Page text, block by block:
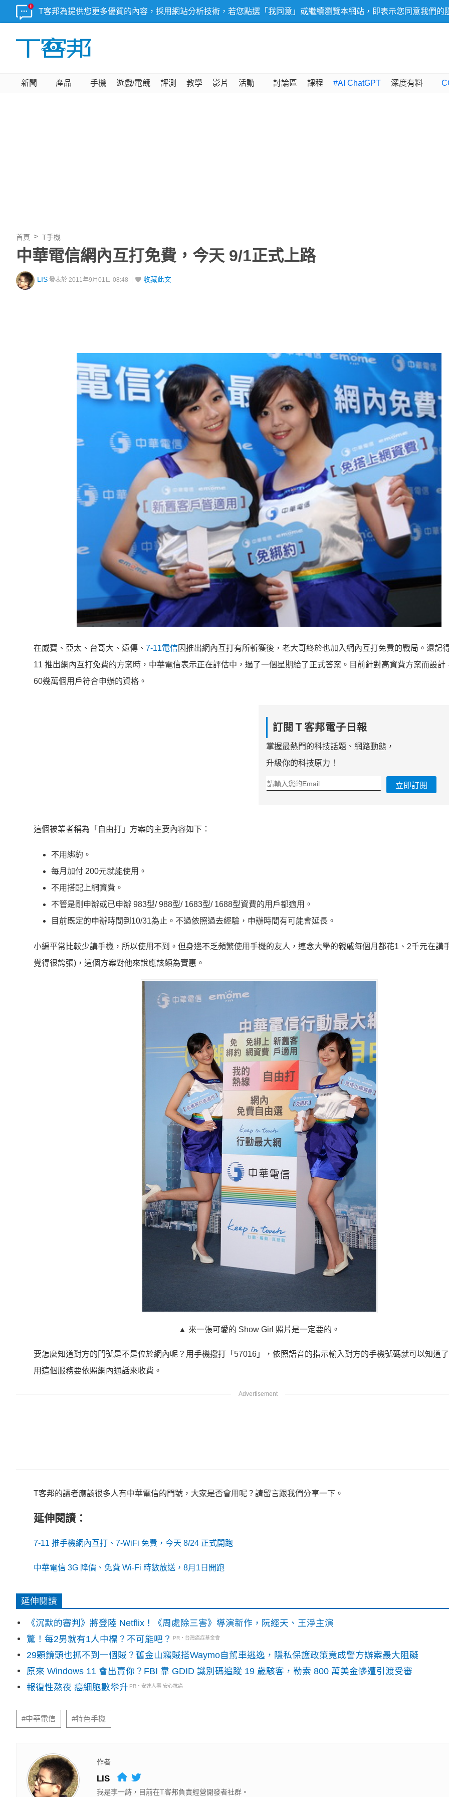
T客邦為提供您更多優質的內容，採用網站分析技術，若您點選「我同意」或繼續瀏覽本網站，即表示您同意我們的
新聞 產品 手機 遊戲/電競 評測 教學 影片 活動 討論區 課程 #AI ChatGPT 深度有料
首頁 T手機
中華電信網內互打免費，今天 9/1正式上路
LIS 發表於 2011年9月01日 08:48 收藏此文
在威寶、亞太、台哥大、遠傳、 7-11電信因推出網內互打有所斬獲後，老大哥終於也加入網內互打免費的戰局。還記
11 推出網內互打免費的方案時，中華電信表示正在評估中，過了一個星期給了正式答案。目前針對高資費方案而設計
60幾萬個用戶符合申辦的資格。
訂閱Ｔ客邦電子日報
掌握最熱門的科技話題、網路動態，
升級你的科技原力！
立即訂閱
這個被業者稱為「自由打」方案的主要內容如下：
不用綁約。
每月加付 200元就能使用。
不用搭配上網資費。
不管是剛申辦或已申辦 983型/ 988型/ 1683型/ 1688型資費的用戶都適用。
目前既定的申辦時間到10/31為止。不過依照過去經驗，申辦時間有可能會延長。
小編平常比較少講手機，所以使用不到。但身邊不乏頻繁使用手機的友人，連念大學的親戚每個月都花1、2千元在講
覺得很誇張)，這個方案對他來說應該頗為實惠。
▲ 來一張可愛的 Show Girl 照片是一定要的。
要怎麼知道對方的門號是不是位於網內呢？用手機撥打「57016」，依照語音的指示輸入對方的手機號碼就可以知道
用這個服務要依照網內通話來收費。
T客邦的讀者應該很多人有中華電信的門號，大家是否會用呢？請留言跟我們分享一下。
延伸閱讀：
7-11 推手機網內互打、7-WiFi 免費，今天 8/24 正式開跑
中華電信 3G 降價、免費 Wi-Fi 時數放送，8月1日開跑
延伸閱讀
《沉默的審判》將登陸 Netflix！《周處除三害》導演新作，阮經天、王淨主演
驚！每2男就有1人中標？不可能吧？
PR・台灣癌症基金會
29顆鏡頭也抓不到一個賊？舊金山竊賊搭Waymo自駕車逃逸，隱私保護政策竟成警方辦案最大阻礙
原來 Windows 11 會出賣你？FBI 靠 GDID 識別碼追蹤 19 歲駭客，勒索 800 萬美金慘遭引渡受審
報復性熬夜 癌細胞數攀升 PR・安達人壽 安心抗癌
#中華電信 #特色手機
作者
LIS
我是李一詩，目前在T客邦負責經營開發者社群。